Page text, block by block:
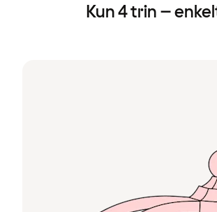
Kun 4 trin –